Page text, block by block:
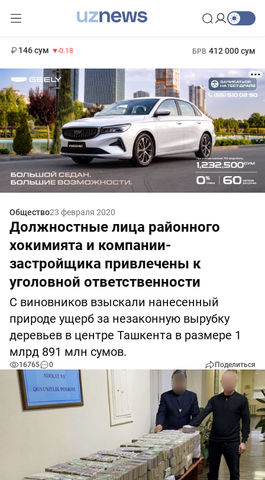
146 сум -0.18 БРВ 412 000 сум
Общество23 февраля 2020
Должностные лица районного
хокимията и компании-
застройщика привлечены к
уголовной ответственности
С виновников взыскали нанесенный
природе ущерб за незаконную вырубку
деревьев в центре Ташкента в размере 1
млрд 891 млн сумов.
16765 0 Поделиться